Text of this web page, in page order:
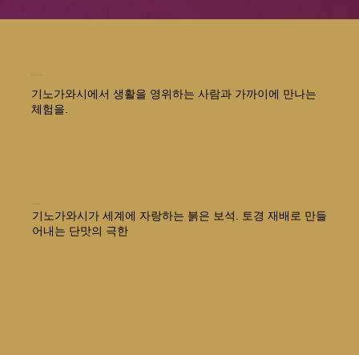
기노가와시에서 생활을 영위하는 사람과 가까이에 만나는
체험을.
기노가와시가 세계에 자랑하는 붉은 보석. 토경 재배로 만들
어내는 단맛의 극한